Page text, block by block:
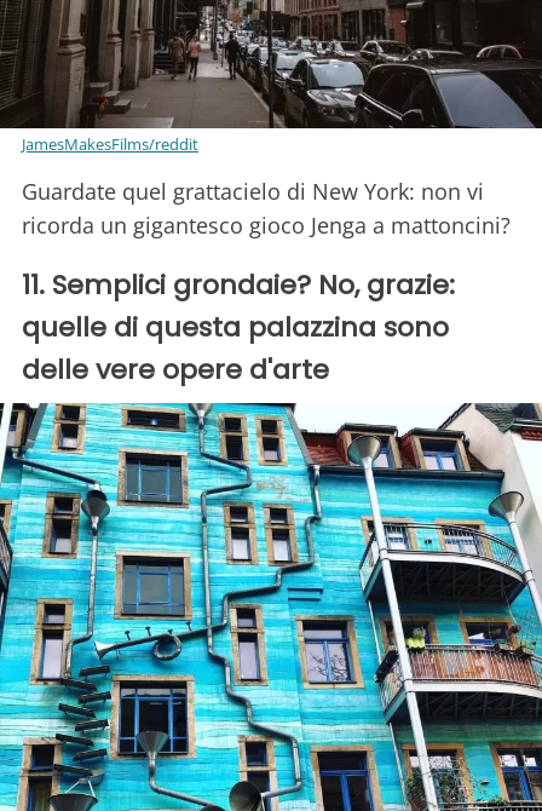
JamesMakesFilms/reddit
Guardate quel grattacielo di New York: non vi
ricorda un gigantesco gioco Jenga a mattoncini?
11. Semplici grondaie? No, grazie:
quelle di questa palazzina sono
delle vere opere d'arte